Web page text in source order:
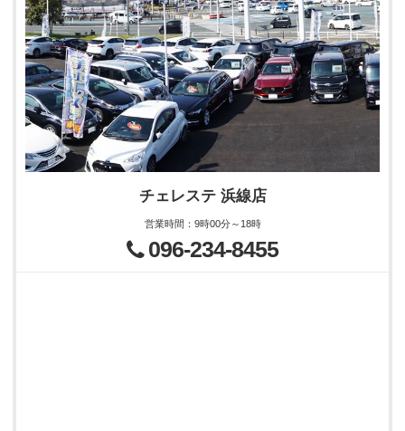
チェレステ 浜線店
営業時間 ： 9時00分～18時
096-234-8455